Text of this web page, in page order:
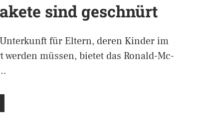
sind geschnürt
für Eltern, deren Kinder im
müssen, bietet das Ronald-Mc-